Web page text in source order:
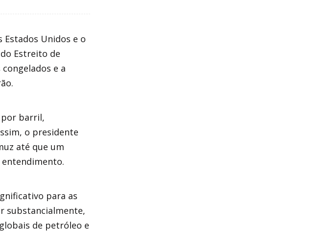
Unidos e o
Estreito de
e a
por barril,
o presidente
até que um
entendimento.
para as
substancialmente,
de petróleo e